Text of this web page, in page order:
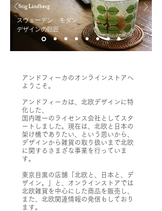
Stig Lindberg
スウェーデン モダン
デザインの巨匠
アンドフィーカのオンラインストアへ
ようこそ。
アンドフィーカは、北欧デザインに特
化した、
国内唯一のライセンス会社としてスタ
ートしました。現在は、北欧と日本の
架け橋でありたい、という思いから、
デザインから雑貨の取り扱いまで北欧
に関するさまざな事業を行っていま
す。
東京目黒の店舗「北欧と、日本と、デ
ザイン。」と、オンラインストアでは
北欧雑貨を中心にした商品を販売し、
また、北欧関連情報の発信もしており
ます。